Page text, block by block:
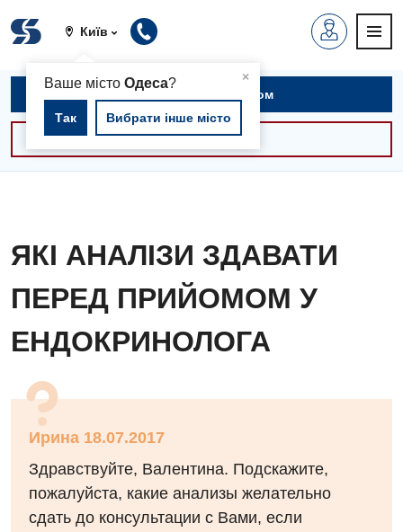
Київ
×
Ваше містоОдеса?
Так Вибрати інше місто
Вакансії
Заходи БПР
Діагностика
Записатися на прийом
Консультації -30%
ЯКІ АНАЛІЗИ ЗДАВАТИ
ПЕРЕД ПРИЙОМОМ У
ЕНДОКРИНОЛОГА
Ирина 18.07.2017
Здравствуйте, Валентина. Подскажите,
пожалуйста, какие анализы желательно
сдать до консультации с Вами, если